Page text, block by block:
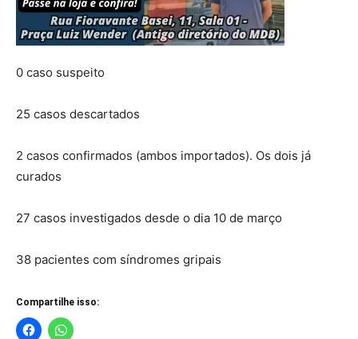
0 caso suspeito
25 casos descartados
2 casos confirmados (ambos importados). Os dois já
curados
27 casos investigados desde o dia 10 de março
38 pacientes com síndromes gripais
Compartilhe isso: